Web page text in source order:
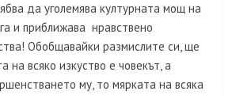
да уголемява културната мощ на
и приближава нравствено
Обобщавайки размислите си, ще
на всяко изкуство е човекът, а
му, то мярката на всяка